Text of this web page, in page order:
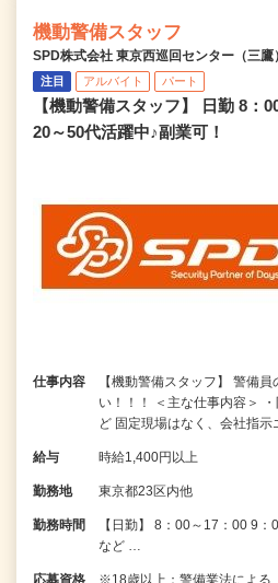
機動警備スタッフ
SPD株式会社 東京西巡回センター（三鷹
注目 アルバイト パート
【機動警備スタッフ】 日勤 8
20～50代活躍中♪副業可！
仕事内容
【機動警備スタッフ】 警備
い！！！ ＜主な仕事内容＞
ど 固定現場はなく、会社指示
給与 時給1,400円以上
勤務地 東京都23区内他
勤務時間
【日勤】 8：00～17：00 9
など …
応募資格 ※18歳以上：警備業法による